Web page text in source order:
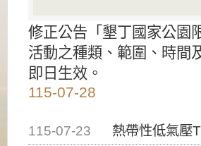
修正公告「墾丁國家公園
活動之種類、範圍、時間
即日生效。
115-07-28
115-07-23
熱帶性低氣壓